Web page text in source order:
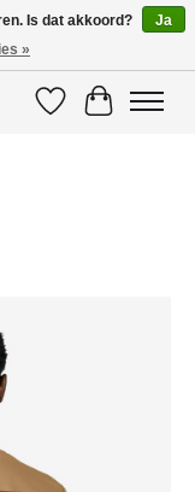
VerlanglijstWinkelwagen
Is dat akkoord?
Ja
»